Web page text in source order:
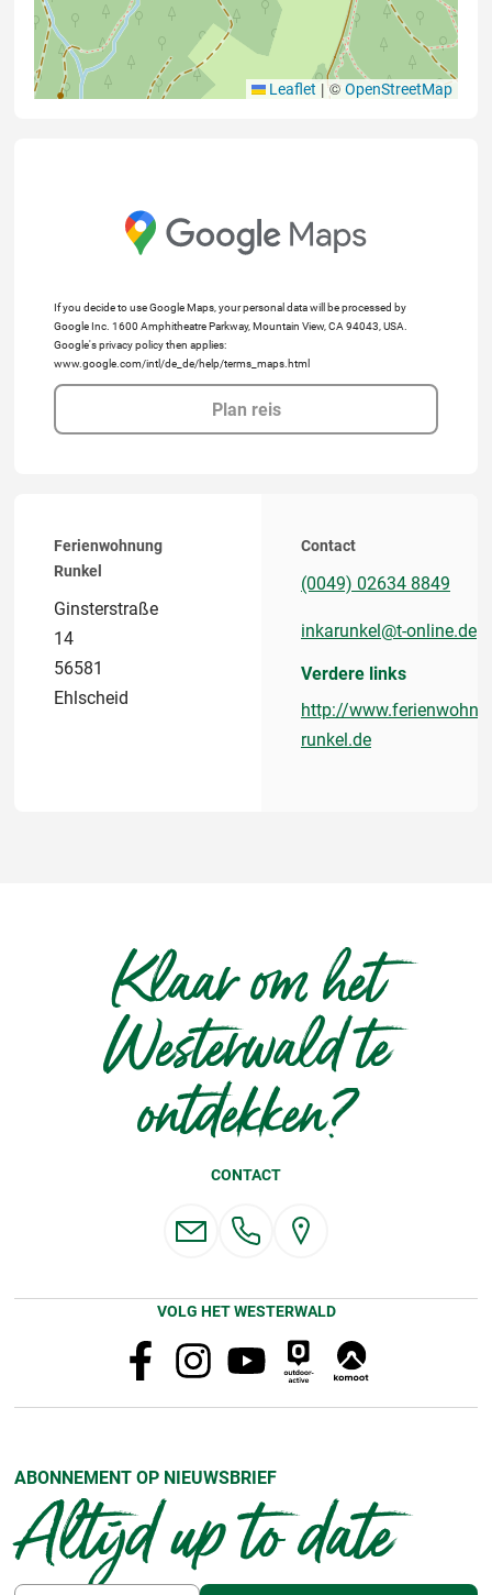
Leaflet |© OpenStreetMap
If you decide to use Google Maps, your personal data will be processed by
Google Inc. 1600 Amphitheatre Parkway, Mountain View, CA 94043, USA.
Google's privacy policy then applies:
www.google.com/intl/de_de/help/terms_maps.html
Plan reis
Ferienwohnung
Runkel
Ginsterstraße
14
56581
Ehlscheid
Contact
(0049) 02634 8849
inkarunkel@t-online.de
Verdere links
http://
runkel.de
Klaar om het
Westerwald te
ontdekken?
CONTACT
VOLG HET WESTERWALD
ABONNEMENT OP NIEUWSBRIEF
Altijd up to date